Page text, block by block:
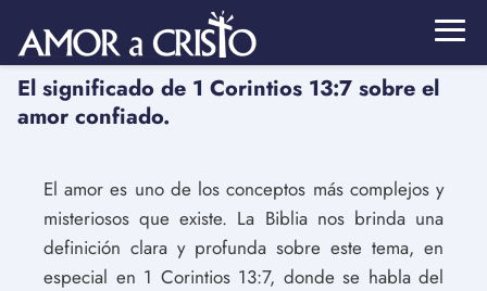
El significado de 1 Corintios 13:7 sobre el
amor confiado.
El amor es uno de los conceptos más complejos y
misteriosos que existe. La Biblia nos brinda una
definición clara y profunda sobre este tema, en
especial en 1 Corintios 13:7, donde se habla del